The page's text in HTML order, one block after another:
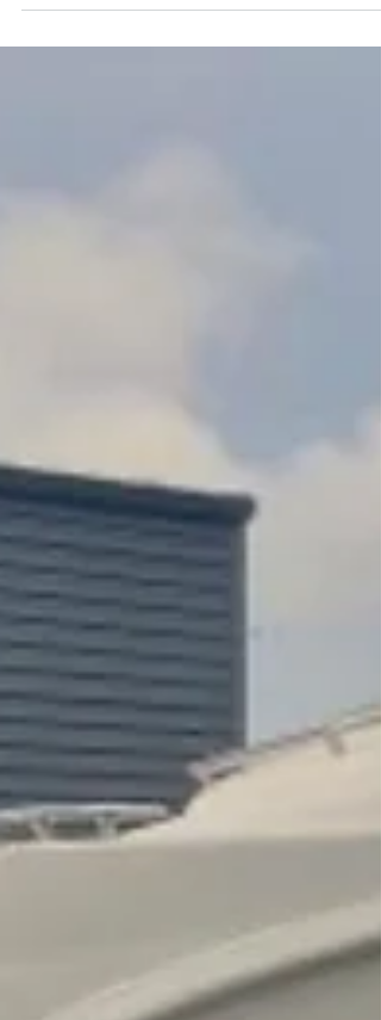
D2-50